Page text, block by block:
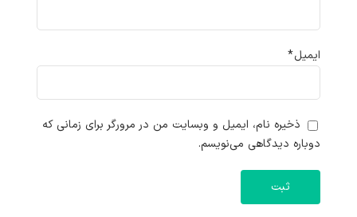
ایمیل*
ذخیره نام، ایمیل و وبسایت من در مرورگر برای زمانی که
دوباره دیدگاهی می‌نویسم.